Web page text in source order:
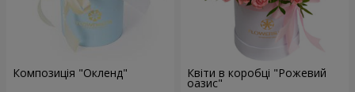
Композиція "Окленд" Квіти в коробці "Рожевий
оазис"